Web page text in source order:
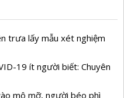
trưa lấy mẫu xét nghiệm
19 ít người biết: Chuyên
mô mỡ, người béo phì